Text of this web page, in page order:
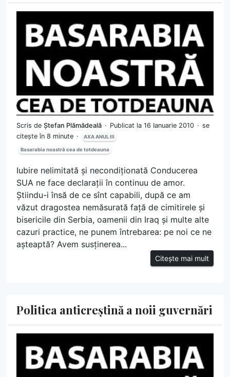
Scris de Ștefan Plămădeală Publicat la 16 Ianuarie 2010
se
citește în 8 minute
AXA ANUL III
Basarabia noastră cea de totdeauna
Iubire nelimitată și necondiționată Conducerea
SUA ne face declarații în continuu de amor.
Știindu-i însă de ce sînt capabili, după ce am
văzut dragostea nemăsurată față de cimitirele și
bisericile din Serbia, oamenii din Iraq și multe alte
cazuri practice, ne punem întrebarea: pe noi ce ne
așteaptă? Avem susținerea...
Citește mai mult
Politica anticreștină a noii guvernări